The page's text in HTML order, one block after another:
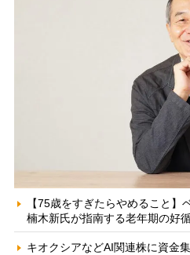
【75歳をすぎたらやめること】
楠木新氏が指南する老年期の好
キオクシアなどAI関連株に資金